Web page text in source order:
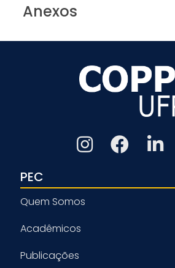
Anexos
PEC
Quem Somos
Acadêmicos
Publicações